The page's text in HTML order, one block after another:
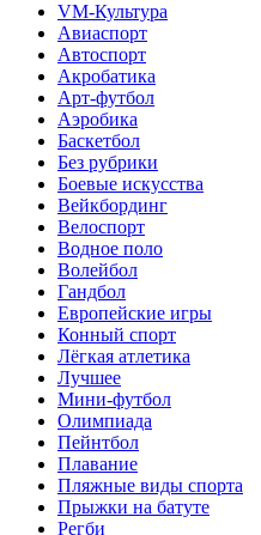
VM-Культура
Авиаспорт
Автоспорт
Акробатика
Арт-футбол
Аэробика
Баскетбол
Без рубрики
Боевые искусства
Вейкбординг
Велоспорт
Водное поло
Волейбол
Гандбол
Европейские игры
Конный спорт
Лёгкая атлетика
Лучшее
Мини-футбол
Олимпиада
Пейнтбол
Плавание
Пляжные виды спорта
Прыжки на батуте
Регби